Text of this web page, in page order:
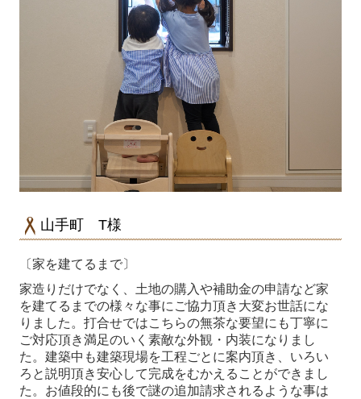
山手町 T様
〔家を建てるまで〕
家造りだけでなく、土地の購入や補助金の申請など家
を建てるまでの様々な事にご協力頂き大変お世話にな
りました。打合せではこちらの無茶な要望にも丁寧に
ご対応頂き満足のいく素敵な外観・内装になりまし
た。建築中も建築現場を工程ごとに案内頂き、いろい
ろと説明頂き安心して完成をむかえることができまし
た。お値段的にも後で謎の追加請求されるような事は